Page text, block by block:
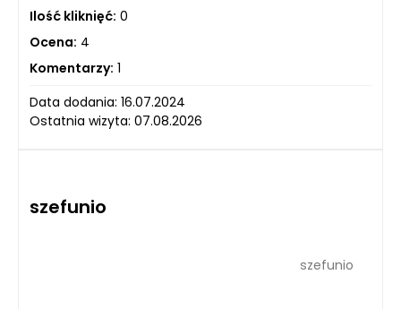
Ilość kliknięć: 0
Ocena: 4
Komentarzy: 1
Data dodania: 16.07.2024
Ostatnia wizyta: 07.08.2026
szefunio
szefunio